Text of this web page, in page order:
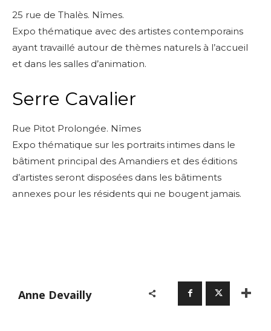
25 rue de Thalès. Nîmes.
Expo thématique avec des artistes contemporains
ayant travaillé autour de thèmes naturels à l’accueil
et dans les salles d’animation.
Serre Cavalier
Rue Pitot Prolongée. Nîmes
Expo thématique sur les portraits intimes dans le
bâtiment principal des Amandiers et des éditions
d’artistes seront disposées dans les bâtiments
annexes pour les résidents qui ne bougent jamais.
Anne Devailly